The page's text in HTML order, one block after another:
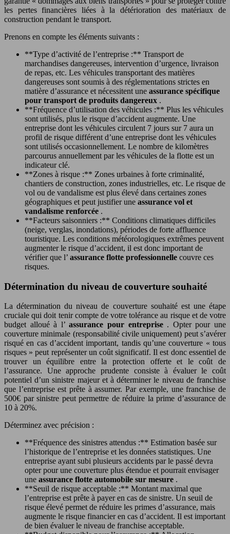
les pertes financières liées à la détérioration des matériaux de
construction pendant le transport.
Prenons en compte les éléments suivants :
**Type d’activité de l’entreprise :** Transport de
marchandises dangereuses, intervention d’urgence, livraison
de repas, etc. Les véhicules transportant des matières
dangereuses sont soumis à des réglementations strictes en
matière d’assurance et nécessitent une assurance spécifique
pour transport de produits dangereux .
**Fréquence d’utilisation des véhicules :** Plus les véhicules
sont utilisés, plus le risque d’accident augmente. Une
entreprise dont les véhicules circulent 7 jours sur 7 aura un
profil de risque différent d’une entreprise dont les véhicules
sont utilisés occasionnellement. Le nombre de kilomètres
parcourus annuellement par les véhicules de la flotte est un
indicateur clé.
**Zones à risque :** Zones urbaines à forte criminalité,
chantiers de construction, zones industrielles, etc. Le risque de
vol ou de vandalisme est plus élevé dans certaines zones
géographiques et peut justifier une assurance vol et
vandalisme renforcée .
**Facteurs saisonniers :** Conditions climatiques difficiles
(neige, verglas, inondations), périodes de forte affluence
touristique. Les conditions météorologiques extrêmes peuvent
augmenter le risque d’accident, il est donc important de
vérifier que l’ assurance flotte professionnelle couvre ces
risques.
Détermination du niveau de couverture souhaité
La détermination du niveau de couverture souhaité est une étape
cruciale qui doit tenir compte de votre tolérance au risque et de votre
budget alloué à l’assurance pour entreprise . Opter pour une
couverture minimale (responsabilité civile uniquement) peut s’avérer
risqué en cas d’accident important, tandis qu’une couverture « tous
risques » peut représenter un coût significatif. Il est donc essentiel de
trouver un équilibre entre la protection offerte et le coût de
l’assurance. Une approche prudente consiste à évaluer le coût
potentiel d’un sinistre majeur et à déterminer le niveau de franchise
que l’entreprise est prête à assumer. Par exemple, une franchise de
500€ par sinistre peut permettre de réduire la prime d’assurance de
10 à 20%.
Déterminez avec précision :
**Fréquence des sinistres attendus :** Estimation basée sur
l’historique de l’entreprise et les données statistiques. Une
entreprise ayant subi plusieurs accidents par le passé devra
opter pour une couverture plus étendue et pourrait envisager
une assurance flotte automobile sur mesure .
**Seuil de risque acceptable :** Montant maximal que
l’entreprise est prête à payer en cas de sinistre. Un seuil de
risque élevé permet de réduire les primes d’assurance, mais
augmente le risque financier en cas d’accident. Il est important
de bien évaluer le niveau de franchise acceptable.